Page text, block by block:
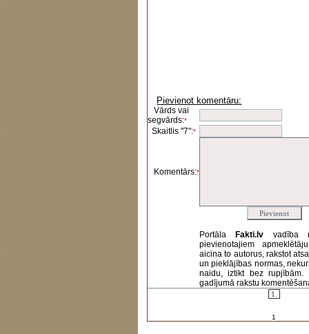
Pievienot komentāru:
Vārds vai
segvārds:*
Skaitlis "7":*
Komentārs:*
Portāla Fakti.lv vadība
pievienotajiem
aicina to autorus, rakstot
un pieklājības normas,
naidu, iztikt bez rupjībām.
gadījumā rakstu
1.
1